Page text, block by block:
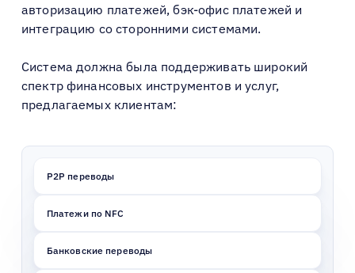
авторизацию платежей, бэк-офис платежей и
интеграцию со сторонними системами.
Система должна была поддерживать широкий
спектр финансовых инструментов и услуг,
предлагаемых клиентам:
P2P переводы
Платежи по NFC
Банковские переводы